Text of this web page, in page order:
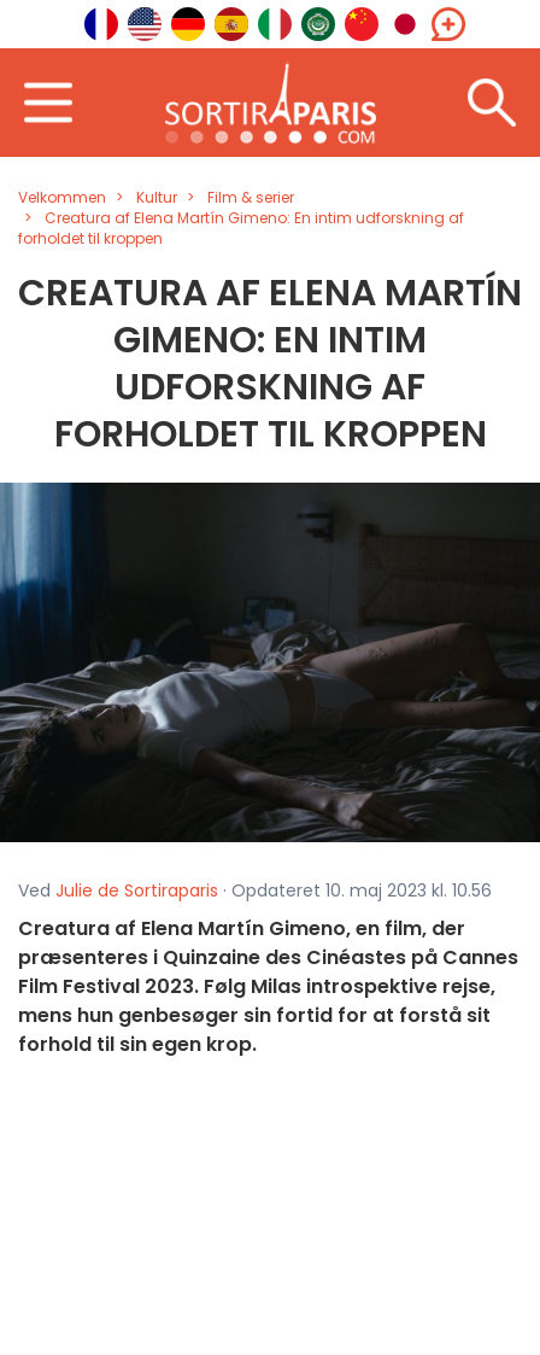
Velkommen Kultur
Film & serier
Creatura af Elena Martín Gimeno: En intim udforskning af
forholdet til kroppen
CREATURA AF ELENA MARTÍN
GIMENO: EN INTIM
UDFORSKNING AF
FORHOLDET TIL KROPPEN
Ved Julie de Sortiraparis · Opdateret 10. maj 2023 kl. 10.56
Creatura af Elena Martín Gimeno, en film, der
præsenteres i Quinzaine des Cinéastes på Cannes
Film Festival 2023. Følg Milas introspektive rejse,
mens hun genbesøger sin fortid for at forstå sit
forhold til sin egen krop.